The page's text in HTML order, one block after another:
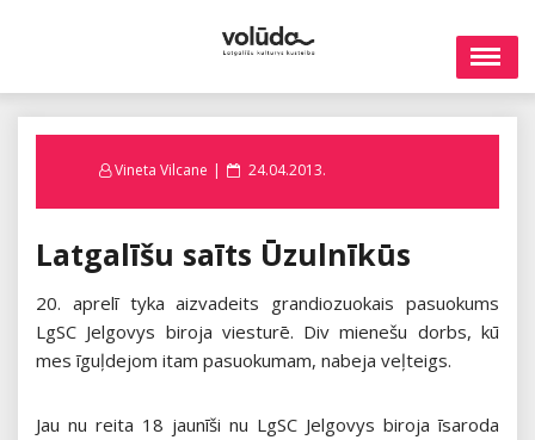
Vineta Vilcane
Posted
24.04.2013.
Latgalīšu saīts Ūzulnīkūs
20. aprelī tyka aizvadeits grandiozuokais pasuokums
LgSC Jelgovys biroja viesturē. Div mienešu dorbs, kū
mes īguļdejom itam pasuokumam, nabeja veļteigs.
Jau nu reita 18 jaunīši nu LgSC Jelgovys biroja īsaroda